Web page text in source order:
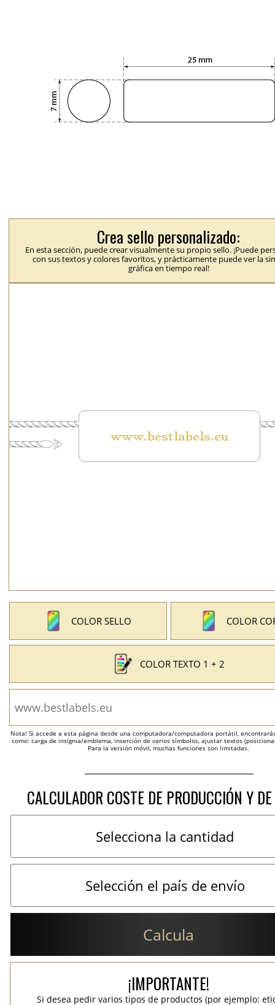
Crea sello personalizado:
En esta sección, puede crear visualmente su propio sello. ¡Puede
con sus textos y colores favoritos, y prácticamente puede ver la
gráfica en tiempo real!
COLOR SELLO COLOR
COLOR TEXTO 1 + 2
Nota! Si accede a esta página desde una computadora/computadora portátil,
como: carga de insignia/emblema, inserción de varios símbolos, ajustar textos
Para la versión móvil, muchas funciones son limitadas.
CALCULADOR COSTE DE PRODUCCIÓN Y
Calcula
¡IMPORTANTE!
Si desea pedir varios tipos de productos (por ejemplo: